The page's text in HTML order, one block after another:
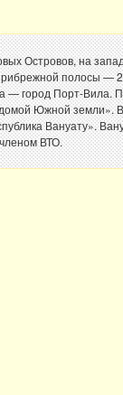
Островов, на
полосы —
— город Порт-Вила.
Южной земли». В
Вануату».
ВТО.